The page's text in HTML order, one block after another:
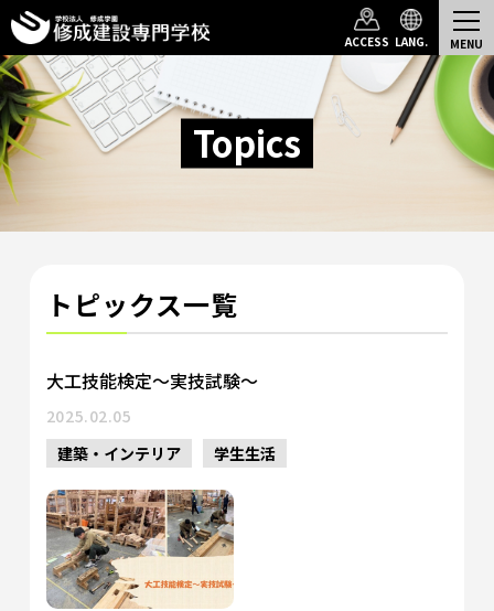
ACCESS LANG.
Topics
Top Topics一覧
トピックス一覧
大工技能検定～実技試験～
2025.02.05
建築・インテリア
学生生活